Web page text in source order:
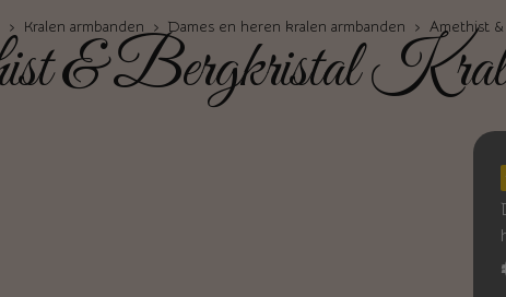
› Kralen armbanden › Dames en heren kralen armbanden › Amethist &
& Bergkristal